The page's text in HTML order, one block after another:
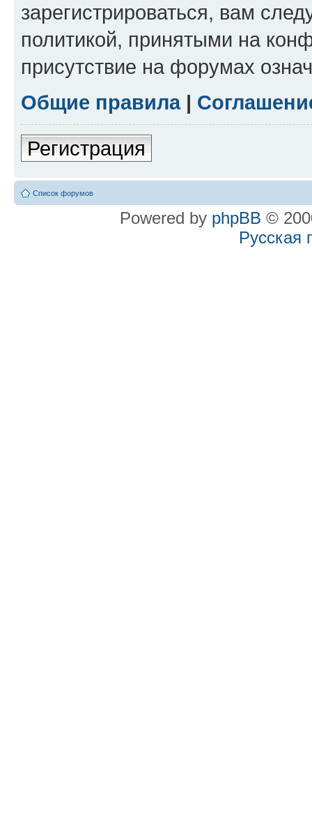
зарегистрироваться, вам
политикой, принятыми на
присутствие на форумах
Общие правила|
Регистрация
Список форумов
Powered by phpBB ©
Русская